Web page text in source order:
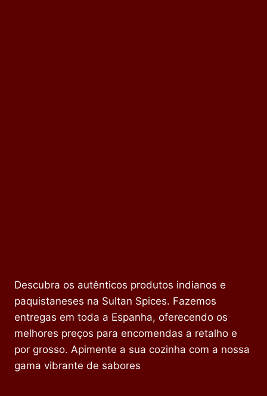
Descubra os autênticos produtos indianos e
paquistaneses na Sultan Spices. Fazemos
entregas em toda a Espanha, oferecendo os
melhores preços para encomendas a retalho e
por grosso. Apimente a sua cozinha com a nossa
gama vibrante de sabores